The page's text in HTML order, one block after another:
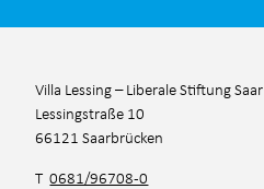
Villa Lessing – Liberale Stiftung Saar
Lessingstraße 10
66121 Saarbrücken
T0681/96708-0